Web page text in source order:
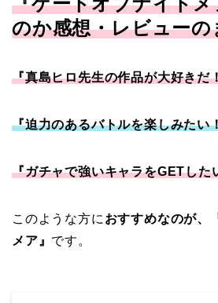
のか感想・レビュー
『真島ヒロ先生の作品が大好きだ
『迫力のあるバトルを楽しみたい
『ガチャで強いキャラをGETした
このような方に おすすめなのが、
メア』 です。